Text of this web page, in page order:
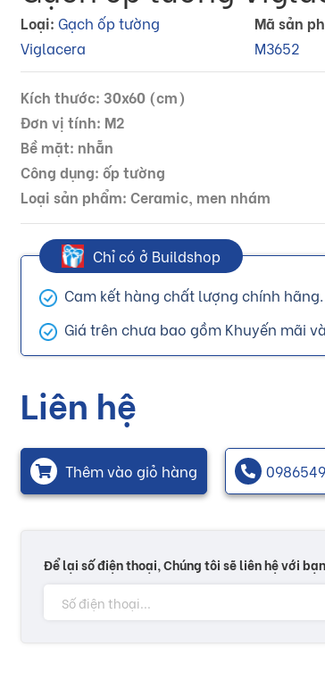
Loại: Gạch ốp tường
Viglacera
Mã sản
M3652
Kích thước: 30x60 (cm)
Đơn vị tính: M2
Bề mặt: nhẵn
Công dụng: ốp tường
Loại sản phẩm: Ceramic, men nhám
Chỉ có ở Buildshop
Cam kết hàng chất lượng chính hãng.
Giá trên chưa bao gồm Khuyến mãi
Liên hệ
Thêm vào giỏ hàng
Để lại số điện thoại, Chúng tôi sẽ liên hệ với